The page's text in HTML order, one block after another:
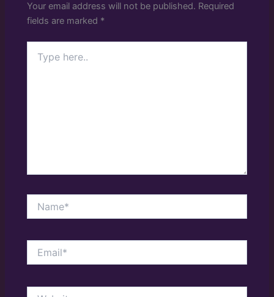
Your email address will not be published. Required
fields are marked *
here..